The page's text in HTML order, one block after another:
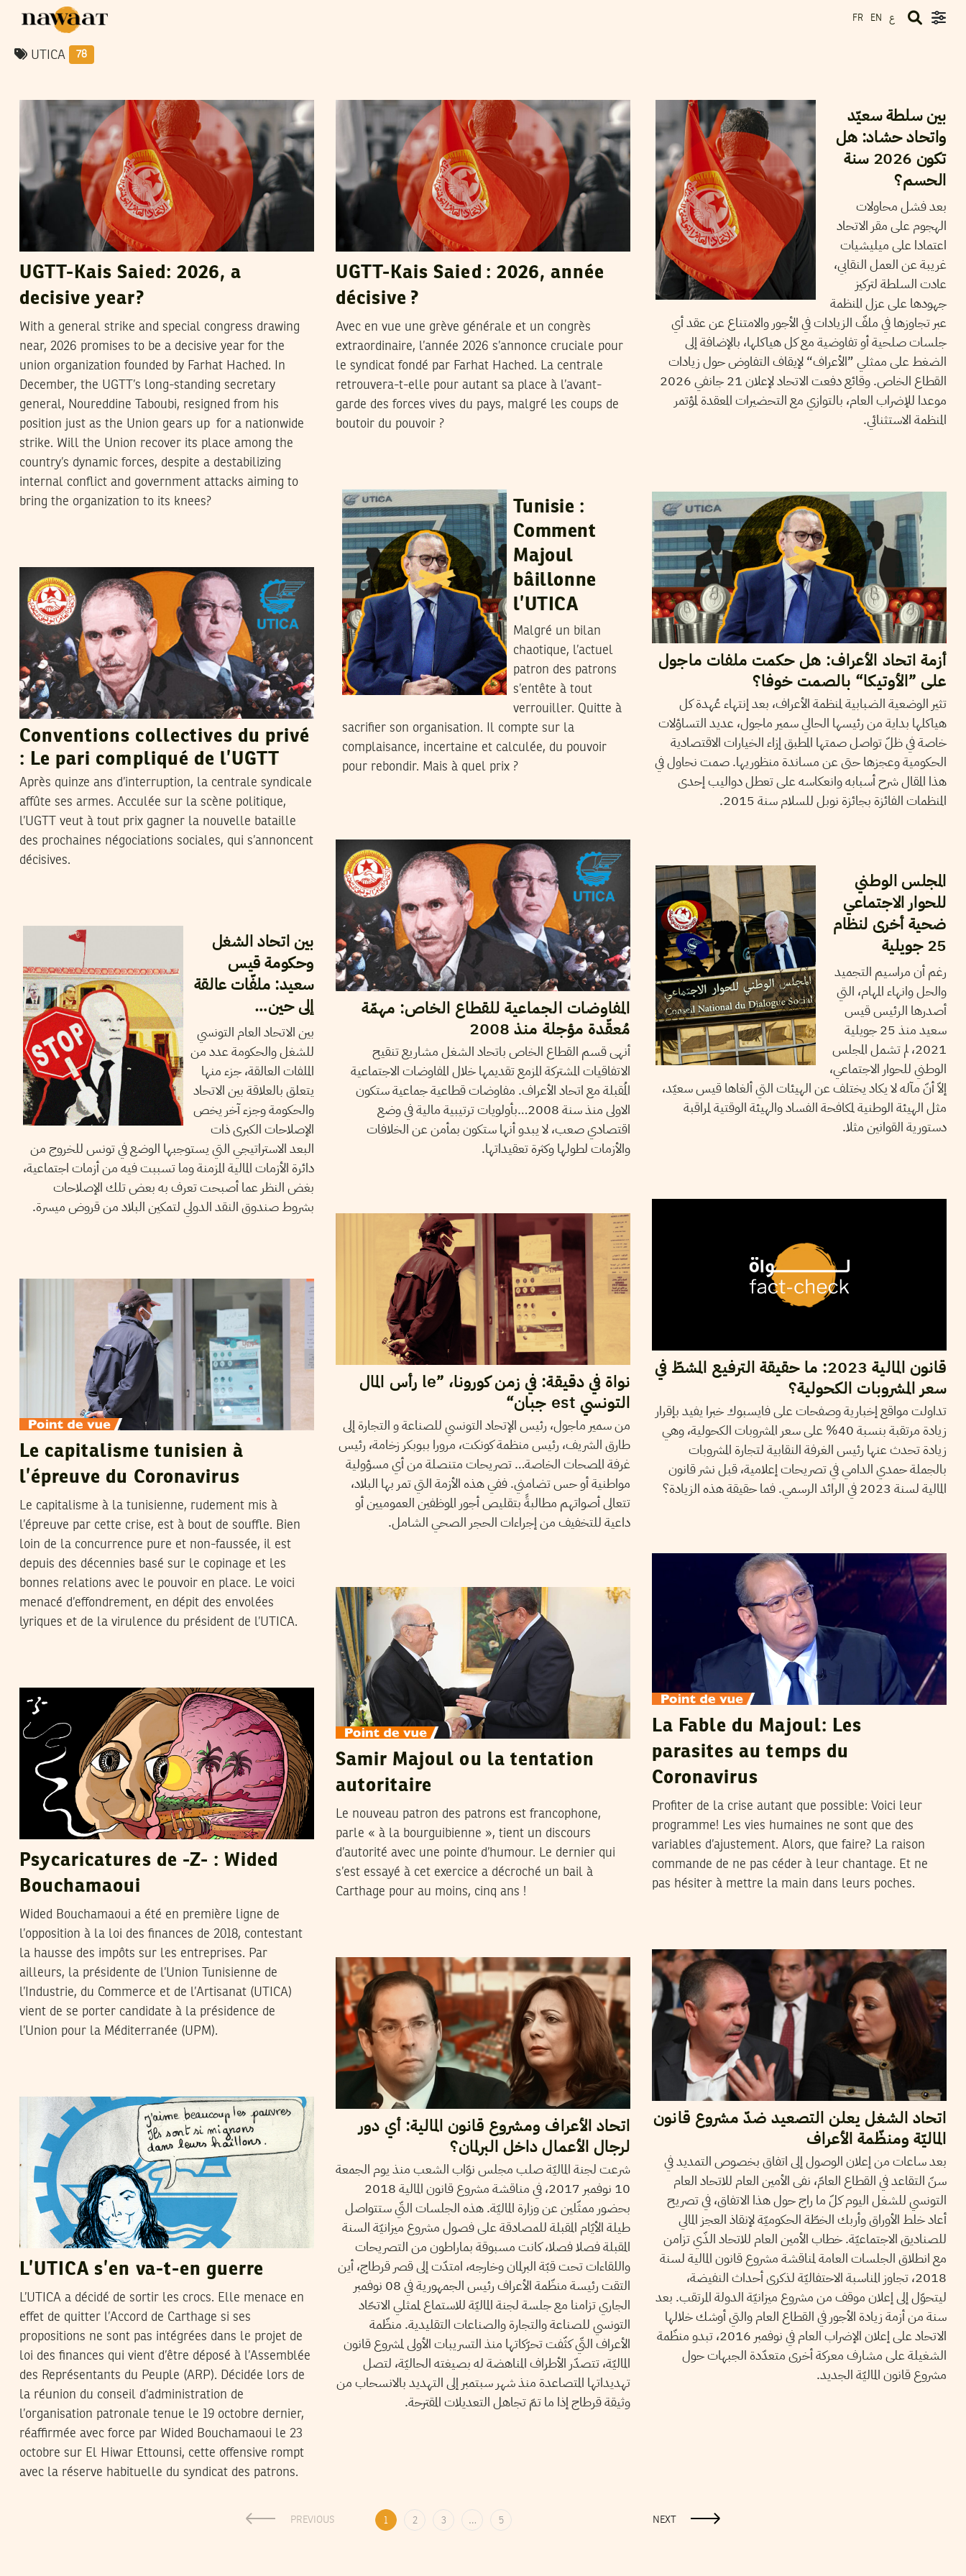
FR EN ع
UTICA 78
UGTT-Kais Saied: 2026, a
decisive year?
With a general strike and special congress drawing
near, 2026 promises to be a decisive year for the
union organization founded by Farhat Hached. In
December, the UGTT’s long-standing secretary
general, Noureddine Taboubi, resigned from his
position just as the Union gears up for a nationwide
strike. Will the Union recover its place among the
country’s dynamic forces, despite a destabilizing
internal conflict and government attacks aiming to
bring the organization to its knees?
UGTT-Kais Saied : 2026, année
décisive ?
Avec en vue une grève générale et un congrès
extraordinaire, l’année 2026 s’annonce cruciale pour
le syndicat fondé par Farhat Hached. La centrale
retrouvera-t-elle pour autant sa place à l’avant-
garde des forces vives du pays, malgré les coups de
boutoir du pouvoir ?
بين سلطة سعيّد
واتحاد حشاد: هل
تكون 2026 سنة
الحسم؟
بعد فشل محاولات
الهجوم على مقر الاتحاد
اعتمادا على ميليشيات
غريبة عن العمل النقابي،
عادت السلطة لتركيز
جهودها على عزل المنظمة
عبر تجاوزها في ملفّ الزيادات في الأجور والامتناع عن عقد أي
جلسات صلحية أو تفاوضية مع كل هياكلها، بالإضافة إلى
الضغط على ممثلي ”الأعراف“ لإيقاف التفاوض حول زيادات
القطاع الخاص. وقائع دفعت الاتحاد لإعلان 21 جانفي 2026
موعدا للإضراب العام، بالتوازي مع التحضيرات المعقدة لمؤتمر
المنظمة الاستثنائي.
Tunisie :
Comment
Majoul
bâillonne
l’UTICA
Malgré un bilan
chaotique, l’actuel
patron des patrons
s’entête à tout
verrouiller. Quitte à
sacrifier son organisation. Il compte sur la
complaisance, incertaine et calculée, du pouvoir
pour rebondir. Mais à quel prix ?
أزمة اتحاد الأعراف: هل حكمت ملفات ماجول
على ”الأوتيكا“ بالصمت خوفا؟
تثير الوضعية الضبابية لمنظمة الأعراف، بعد إنتهاء عُهدة كل
هياكلها بداية من رئيسها الحالي سمير ماجول، عديد التساؤلات
خاصة في ظلّ تواصل صمتها المطبق إزاء الخيارات الاقتصادية
الحكومية وعجزها حتى عن مساندة منظوريها. صمت نحاول في
هذا المقال شرح أسبابه وانعكاسه على تعطل دواليب إحدى
المنظمات الفائزة بجائزة نوبل للسلام سنة 2015.
Conventions collectives du privé
: Le pari compliqué de l’UGTT
Après quinze ans d’interruption, la centrale syndicale
affûte ses armes. Acculée sur la scène politique,
l’UGTT veut à tout prix gagner la nouvelle bataille
des prochaines négociations sociales, qui s’annoncent
décisives.
المفاوضات الجماعية للقطاع الخاص: مهمّة
مُعقّدة مؤجلة منذ 2008
أنهى قسم القطاع الخاص باتحاد الشغل مشاريع تنقيح
الاتفاقيات المشتركة المزمع تقديمها خلال المفاوضات الاجتماعية
المُقبلة مع اتحاد الأعراف. مفاوضات قطاعية جماعية ستكون
الاولى منذ سنة 2008…بأولويات ترتيبية مالية في وضع
اقتصادي صعب، لا يبدو أنها ستكون بمأمن عن الخلافات
والأزمات لطولها وكثرة تعقيداتها.
المجلس الوطني
للحوار الاجتماعي
ضحية أخرى لنظام
25 جويلية
رغم أن مراسيم التجميد
والحل وانهاء المهام، التي
أصدرها الرئيس قيس
سعيد منذ 25 جويلية
2021، لم تشمل المجلس
الوطني للحوار الاجتماعي،
إلاّ أنّ مآله لا يكاد يختلف عن الهيئات التي ألغاها قيس سعيّد،
مثل الهيئة الوطنية لمكافحة الفساد والهيئة الوقتية لمراقبة
دستورية القوانين مثلا.
بين اتحاد الشغل
وحكومة قيس
سعيد: ملفّات عالقة
إلى حين…
بين الاتحاد العام التونسي
للشغل والحكومة عدد من
الملفات العالقة، جزء منها
يتعلق بالعلاقة بين الاتحاد
والحكومة وجزء آخر يخص
الإصلاحات الكبرى ذات
البعد الاستراتيجي التي يستوجبها الوضع في تونس للخروج من
دائرة الأزمات المالية المزمنة وما تسببت فيه من أزمات اجتماعية،
بغض النظر عما أصبحت تعرف به بعض تلك الإصلاحات
بشروط صندوق النقد الدولي لتمكين البلاد من قروض ميسرة.
قانون المالية 2023: ما حقيقة الترفيع المشطّ في
سعر المشروبات الكحولية؟
تداولت مواقع إخبارية وصفحات على فايسبوك خبرا يفيد بإقرار
زيادة مرتقبة بنسبة 40% على سعر المشروبات الكحولية، وهي
زيادة تحدث عنها رئيس الغرفة النقابية لتجارة المشروبات
بالجملة حمدي الدامي في تصريحات إعلامية، قبل نشر قانون
المالية لسنة 2023 في الرائد الرسمي. فما حقيقة هذه الزيادة؟
نواة في دقيقة: في زمن كورونا، ”le رأس المال
التونسي est جبان“
من سمير ماجول، رئيس الإتحاد التونسي للصناعة و التجارة إلى
طارق الشريف، رئيس منظمة كونكت، مرورا ببوبكر زخامة، رئيس
غرفة المصحات الخاصة… تصريحات متنصلة من أي مسؤولية
مواطنية أو حس تضامني. ففي هذه الأزمة التي تمر بها البلاد،
تتعالى أصواتهم مطالبةً بتقليص أجور الموظفين العموميين أو
داعية للتخفيف من إجراءات الحجر الصحي الشامل.
Le capitalisme tunisien à
l’épreuve du Coronavirus
Le capitalisme à la tunisienne, rudement mis à
l’épreuve par cette crise, est à bout de souffle. Bien
loin de la concurrence pure et non-faussée, il est
depuis des décennies basé sur le copinage et les
bonnes relations avec le pouvoir en place. Le voici
menacé d’effondrement, en dépit des envolées
lyriques et de la virulence du président de l’UTICA.
La Fable du Majoul: Les
parasites au temps du
Coronavirus
Profiter de la crise autant que possible: Voici leur
programme! Les vies humaines ne sont que des
variables d’ajustement. Alors, que faire? La raison
commande de ne pas céder à leur chantage. Et ne
pas hésiter à mettre la main dans leurs poches.
Samir Majoul ou la tentation
autoritaire
Le nouveau patron des patrons est francophone,
parle « à la bourguibienne », tient un discours
d’autorité avec une pointe d’humour. Le dernier qui
s’est essayé à cet exercice a décroché un bail à
Carthage pour au moins, cinq ans !
Psycaricatures de -Z- : Wided
Bouchamaoui
Wided Bouchamaoui a été en première ligne de
l’opposition à la loi des finances de 2018, contestant
la hausse des impôts sur les entreprises. Par
ailleurs, la présidente de l’Union Tunisienne de
l’Industrie, du Commerce et de l’Artisanat (UTICA)
vient de se porter candidate à la présidence de
l’Union pour la Méditerranée (UPM).
اتحاد الشغل يعلن التصعيد ضدّ مشروع قانون
الماليّة ومنظّمة الأعراف
بعد ساعات من إعلان الوصول إلى اتفاق بخصوص التمديد في
سنّ التقاعد في القطاع العامّ، نفى الأمين العام للاتحاد العام
التونسي للشغل اليوم كلّ ما راج حول هذا الاتفاق، في تصريح
أعاد خلط الأوراق وأربك الخطّة الحكوميّة لإنقاذ العجز المالي
للصناديق الاجتماعيّة. خطاب الأمين العام للاتحاد الذّي تزامن
مع انطلاق الجلسات العامة لمناقشة مشروع قانون المالية لسنة
2018، تجاوز المناسبة الاحتفاليّة لذكرى أحداث النفيضة،
ليتحوّل إلى إعلان موقف من مشروع ميزانيّة الدولة المرتقب. بعد
سنة من أزمة زيادة الأجور في القطاع العام والتي أوشك خلالها
الاتحاد على إعلان الإضراب العام في نوفمبر 2016، تبدو منظّمة
الشغيلة على مشارف معركة أخرى متعدّدة الجبهات حول
مشروع قانون الماليّة الجديد.
اتحاد الأعراف ومشروع قانون المالية: أي دور
لرجال الأعمال داخل البرلمان؟
شرعت لجنة الماليّة صلب مجلس نوّاب الشعب منذ يوم الجمعة
10 نوفمبر 2017، في مناقشة مشروع قانون المالية 2018
بحضور ممثّلين عن وزارة الماليّة. هذه الجلسات التّي ستتواصل
طيلة الأيّام المقبلة للمصادقة على فصول مشروع ميزانيّة السنة
المقبلة فصلا فصلا، كانت مسبوقة بماراطون من التصريحات
واللقاءات تحت قبّة البرلمان وخارجه، امتدّت إلى قصر قرطاج، أين
التقت رئيسة منظّمة الأعراف رئيس الجمهورية في 08 نوفمبر
الجاري تزامنا مع جلسة لجنة الماليّة للاستماع لممثلي الاتحّاد
التونسي للصناعة والتجارة والصناعات التقليدية. منظّمة
الأعراف التّي كثّفت تحرّكاتها منذ التسريبات الأولى لمشروع قانون
الماليّة، تتصدّر الأطراف المناهضة له بصيغته الحاليّة، لتصل
تهديداتها المتصاعدة منذ شهر سبتمبر إلى التهديد بالانسحاب من
وثيقة قرطاج إذا ما تمّ تجاهل التعديلات المقترحة.
L’UTICA s’en va-t-en guerre
L’UTICA a décidé de sortir les crocs. Elle menace en
effet de quitter l’Accord de Carthage si ses
propositions ne sont pas intégrées dans le projet de
loi des finances qui vient d’être déposé à l’Assemblée
des Représentants du Peuple (ARP). Décidée lors de
la réunion du conseil d’administration de
l’organisation patronale tenue le 19 octobre dernier,
réaffirmée avec force par Wided Bouchamaoui le 23
octobre sur El Hiwar Ettounsi, cette offensive rompt
avec la réserve habituelle du syndicat des patrons.
PREVIOUS 1 2 3 … 5 NEXT